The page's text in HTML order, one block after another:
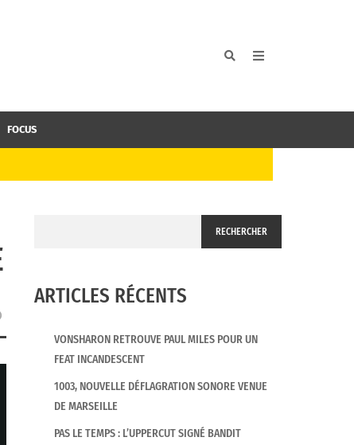
FOCUS
RECHERCHER
ARTICLES RÉCENTS
VONSHARON RETROUVE PAUL MILES POUR UN
FEAT INCANDESCENT
1003, NOUVELLE DÉFLAGRATION SONORE VENUE
DE MARSEILLE
PAS LE TEMPS : L’UPPERCUT SIGNÉ BANDIT